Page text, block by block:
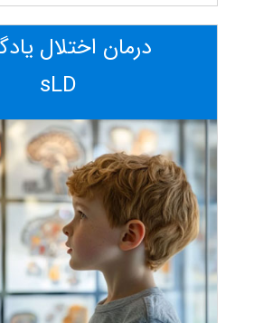
درمان اختلال
sLD